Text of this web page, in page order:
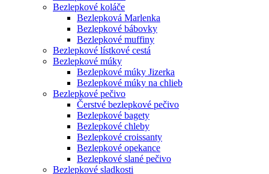
Bezlepkové koláče
Bezlepková Marlenka
Bezlepkové bábovky
Bezlepkové muffiny
Bezlepkové lístkové cestá
Bezlepkové múky
Bezlepkové múky Jizerka
Bezlepkové múky na chlieb
Bezlepkové pečivo
Čerstvé bezlepkové pečivo
Bezlepkové bagety
Bezlepkové chleby
Bezlepkové croissanty
Bezlepkové opekance
Bezlepkové slané pečivo
Bezlepkové sladkosti